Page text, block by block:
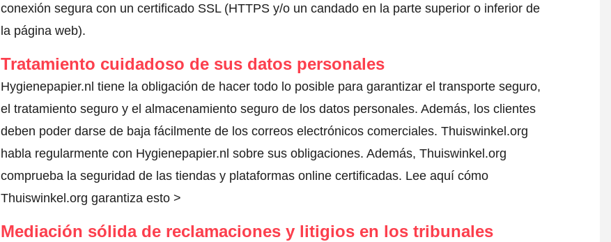
conexión segura con un certificado SSL (HTTPS y/o un candado en la parte superior o inferior de
la página web).
Tratamiento cuidadoso de sus datos personales
Hygienepapier.nl tiene la obligación de hacer todo lo posible para garantizar el transporte seguro,
el tratamiento seguro y el almacenamiento seguro de los datos personales. Además, los clientes
deben poder darse de baja fácilmente de los correos electrónicos comerciales. Thuiswinkel.org
habla regularmente con Hygienepapier.nl sobre sus obligaciones. Además, Thuiswinkel.org
comprueba la seguridad de las tiendas y plataformas online certificadas. Lee aquí cómo
Thuiswinkel.org garantiza esto >
Mediación sólida de reclamaciones y litigios en los tribunales